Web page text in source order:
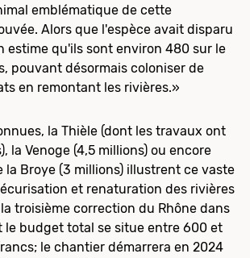
emblématique de cette
Alors que l'espèce avait disparu
estime qu'ils sont environ 480 sur le
pouvant désormais coloniser de
en remontant les rivières.»
la Thièle (dont les travaux ont
la Venoge (4,5 millions) ou encore
la Broye (3 millions) illustrent ce vaste
et renaturation des rivières
troisième correction du Rhône dans
le budget total se situe entre 600 et
le chantier démarrera en 2024